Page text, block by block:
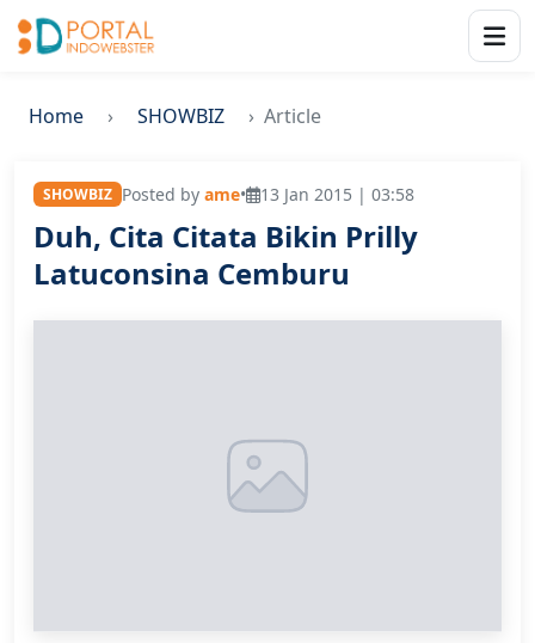
Home SHOWBIZ Article
SHOWBIZ Posted by ame• 13 Jan 2015 | 03:58
Duh, Cita Citata Bikin Prilly
Latuconsina Cemburu